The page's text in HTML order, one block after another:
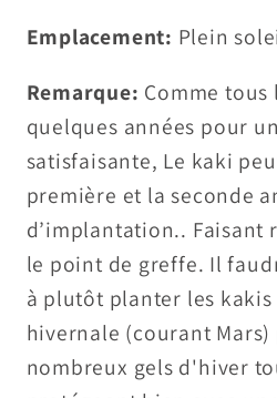
Emplacement: Plein
Remarque: Comme
quelques années pour
satisfaisante, Le kaki
première et la seconde
d’implantation.. Faisant
le point de greffe. Il
à plutôt planter les kakis
hivernale (courant
nombreux gels d'hiver